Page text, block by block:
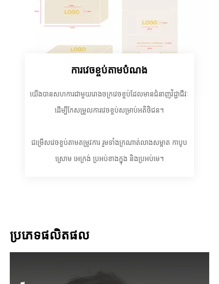
ការវេចខ្ចប់តាមបំណង
យើងបានសហការជាមួយរោងចក្រវេចខ្ចប់ដែលមានជំនាញវិជ្ជាជីវៈ
ដើម្បីកែសម្រួលការវេចខ្ចប់សម្រាប់អតិថិជន។
ជម្រើសវេចខ្ចប់តាមតម្រូវការ រួមទាំងក្រណាត់លាងសម្អាត កាបូប
ស្រោម អេក្រង់ ប្រអប់ខាងក្នុង និងប្រអប់មេ។
ប្រភេទផលិតផល